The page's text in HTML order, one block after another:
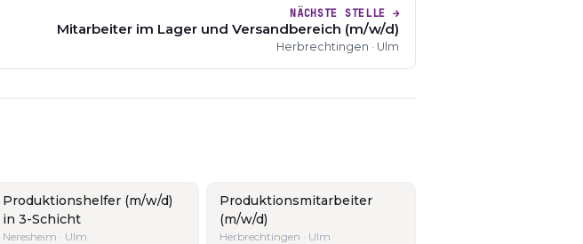
NÄCHSTE STELLE →
Mitarbeiter im Lager und Versandbereich (m/w/d)
Herbrechtingen · Ulm
Produktionshelfer (m/w/d)
in 3-Schicht
Neresheim · Ulm
Produktionsmitarbeiter
(m/w/d)
Herbrechtingen · Ulm